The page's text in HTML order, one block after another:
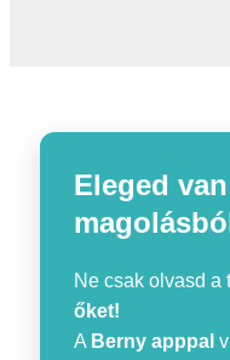
Eleged
Ne csak olvasd a
őket!
A Berny apppal